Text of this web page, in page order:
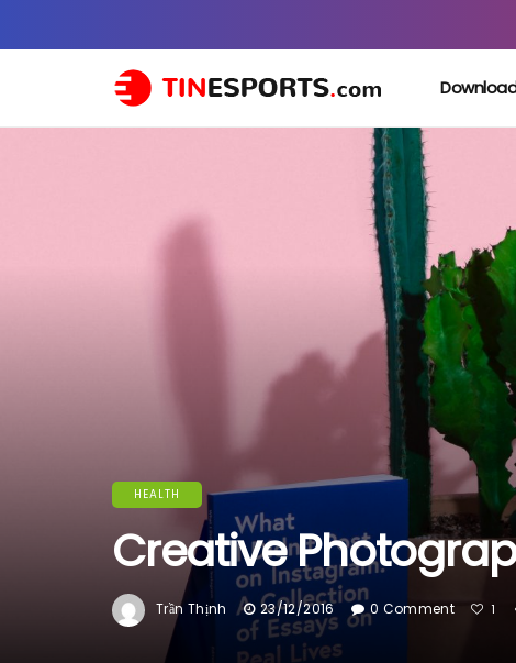
HEALTH
Creative
Trần Thịnh 23/12/2016 0 Comment 1